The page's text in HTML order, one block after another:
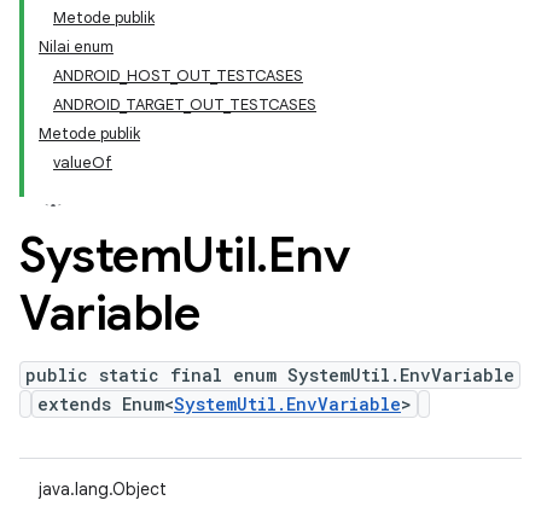
Metode publik
Nilai enum
ANDROID_HOST_OUT_TESTCASES
ANDROID_TARGET_OUT_TESTCASES
Metode publik
valueOf
SystemUtil.Env
Variable
public static final enum SystemUtil.EnvVariable
extends Enum<SystemUtil.EnvVariable>
java.lang.Object